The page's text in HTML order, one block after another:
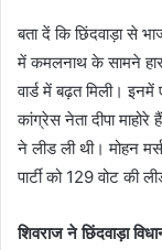
बता दें कि छिंदवाड़ा से
में कमलनाथ के सामने
वार्ड में बढ़त मिली। इनमें
कांग्रेस नेता दीपा
ने लीड ली थी। मोहन
पार्टी को 129 वोट की
शिवराज ने छिंदवाड़ा